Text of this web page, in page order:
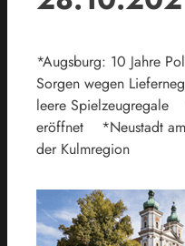
*Augsburg: 10 Jahre
Sorgen wegen
leere
eröffnet *Neustadt am
der Kulmregion